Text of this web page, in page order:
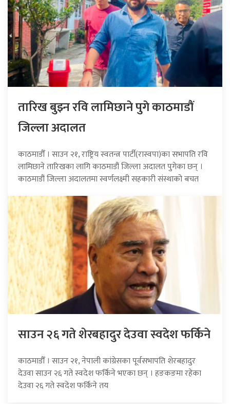
तारिख बुझ्न रवि लामिछाने पुगे काठमाडौं
जिल्ला अदालत
काठमाडौँ । साउन २१, राष्ट्रिय स्वतन्त्र पार्टी(रास्वपा)का सभापति रवि
लामिछाने तारिखका लागि काठमाडौं जिल्ला अदालत पुगेका छन् ।
काठमाडौं जिल्ला अदालतमा स्वर्णलक्ष्मी सहकारी संस्थाको बचत
साउन २६ गते शेरबहादुर देउवा स्वदेश फर्किने
काठमाडौँ । साउन २१, नेपाली कांग्रेसका पूर्वसभापति शेरबहादुर
देउवा साउन २६ गते स्वदेश फर्किने भएका छन् । हङकङमा रहेका
देउवा २६ गते स्वदेश फर्किने तय